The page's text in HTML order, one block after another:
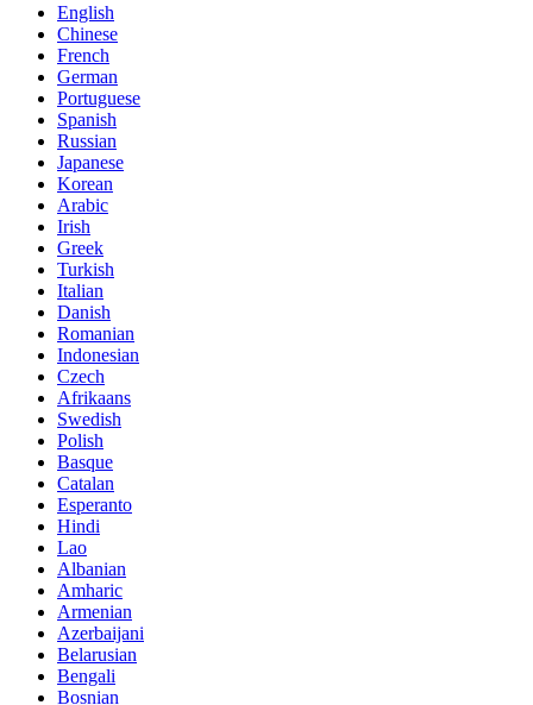
English
Chinese
French
German
Portuguese
Spanish
Russian
Japanese
Korean
Arabic
Irish
Greek
Turkish
Italian
Danish
Romanian
Indonesian
Czech
Afrikaans
Swedish
Polish
Basque
Catalan
Esperanto
Hindi
Lao
Albanian
Amharic
Armenian
Azerbaijani
Belarusian
Bengali
Bosnian